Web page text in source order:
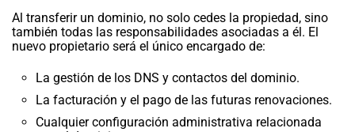
Al transferir un dominio, no solo cedes la propiedad, sino
también todas las responsabilidades asociadas a él. El
nuevo propietario será el único encargado de:
La gestión de los DNS y contactos del dominio.
La facturación y el pago de las futuras renovaciones.
Cualquier configuración administrativa relacionada